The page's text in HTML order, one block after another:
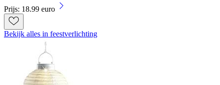
Prijs: 18.99 euro
Bekijk alles in feestverlichting